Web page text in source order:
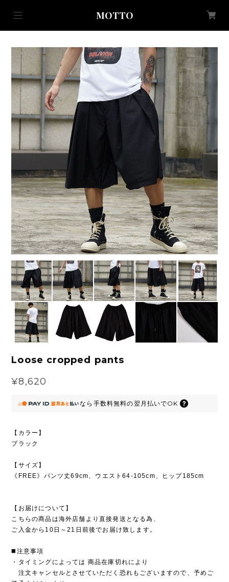
MOTTO
Loose cropped pants
¥8,620
なら 手数料無料の翌月払いでOK
【カラー】
ブラック
【サイズ】
《FREE》パンツ丈69cm、ウエスト64-105cm、ヒップ185cm
【お届けについて】
こちらの商品は海外店舗より直接発送となる為、
ご入金から10日～21日前後でお届け致します。
◼️注意事項
・タイミングによっては 商品在庫切れにより
注文キャンセルとさせていただく恐れもございますので、予めご